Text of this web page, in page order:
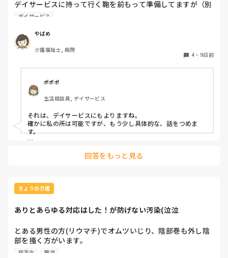
デイサービスに持って行く鞄を前もって準備してますが（別
居なので）、義母が鞄の中を触ってしまいます。デイサービ
行く前に最終確認してもらう事って可能ですか？
忙しいのに、そんな事を頼むのはどうなのか⋯と思いまし
て、教えて下さい
デイサービス
やばめ
介護福祉士, 病院
4 ・ 9日前
ポポポ
生活相談員, デイサービス
それは、デイサービスにもよりますね。
確かに私の所は可能ですが、もう少し具体的な、話をつめま
す。
なれば、次の人を待たせているので、困ります。ケアマネに、
で！！と決まってます。下手すると、同乗者の全員の利用報酬
を1時間取れない、なんて事になりますから。そうなると、そ
のケアマネにも報告、家族にも報告で正直めんどくさい事にな
ります。←まぁ、多少はそうならない様にコースは組まれてま
パッと見て、パッと確認できる、程度なら見ます。
で！！無い！！ってなった時に、具体的にどうするの？が必要
回答をもっと見る
きょうの介護
ありとあらゆる対応はした！が防げない汚染(泣泣
とある男性の方(リウマチ)でオムツいじり、陰部巻も外し陰
部を搔く方がいます。
特に夜間帯が多くよく尿汚染し布団、衣類、ラバー全て交換
尿汚染 職場